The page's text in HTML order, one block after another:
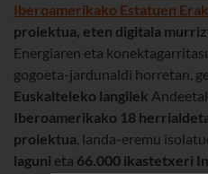
Iberoamerikako Estatuen
proiektua, eten digitala
Energiaren eta
gogoeta-jardunaldi horretan,
Euskalteleko langilek
Iberoamerikako 18
proiektua, landa-eremu
laguni eta 66.000 ikastetxeri